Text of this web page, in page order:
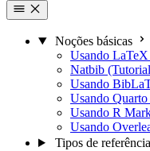
Noções básicas
Usando
Natbib
Usando
Usando
Usando R
Usando
Tipos de referência